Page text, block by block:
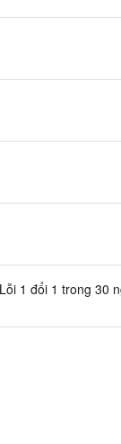
1 đổi 1 trong 30